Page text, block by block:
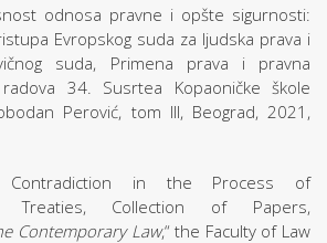
odnosa pravne i opšte sigurnosti:
Evropskog suda za ljudska prava i
suda, Primena prava i pravna
34. Susrtea Kopaoničke škole
Perović, tom III, Beograd, 2021,
Contradiction in the Process of
Treaties, Collection of Papers,
Contemporary Law,“ the Faculty of Law